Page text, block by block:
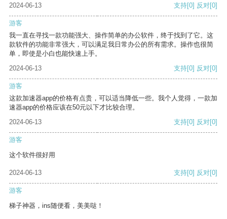
2024-06-13
支持[0] 反对[0]
游客
我一直在寻找一款功能强大、操作简单的办公软件，终于找到了它。这
款软件的功能非常强大，可以满足我日常办公的所有需求。操作也很简
单，即使是小白也能快速上手。
2024-06-13
支持[0] 反对[0]
游客
这款加速器app的价格有点贵，可以适当降低一些。我个人觉得，一款加
速器app的价格应该在50元以下才比较合理。
2024-06-13
支持[0] 反对[0]
游客
这个软件很好用
2024-06-13 支持[0] 反对[0]
游客
梯子神器，ins随便看，美美哒！